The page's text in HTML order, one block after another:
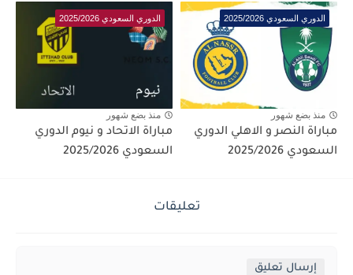
الدوري السعودي 2025/2026
منذ بضع شهور
مباراة النصر و الاهلي الدوري
السعودي 2025/2026
الدوري السعودي 2025/2026
منذ بضع شهور
مباراة الاتحاد و نيوم الدوري
السعودي 2025/2026
تعليقات
إرسال تعليق